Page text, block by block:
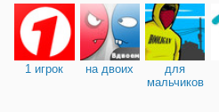
1 игрок на двоих
для
мальчиков